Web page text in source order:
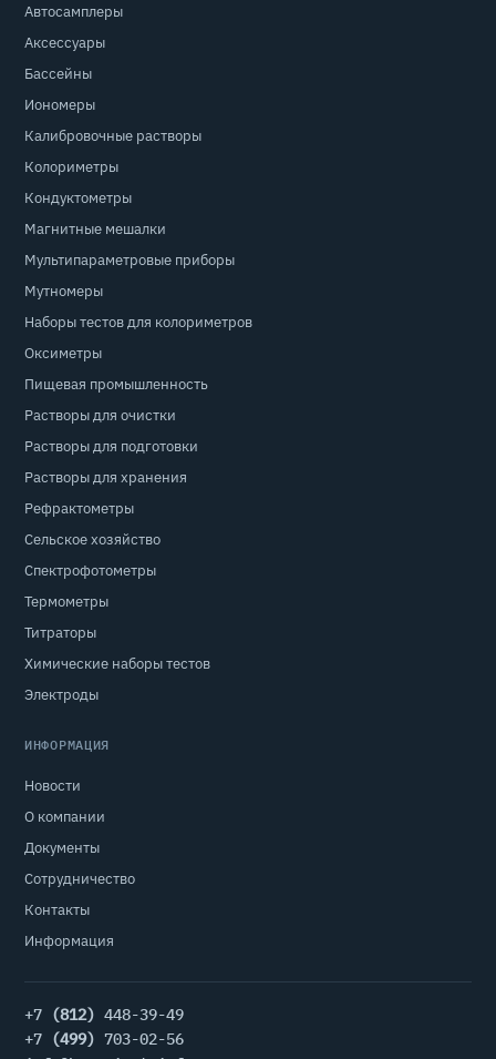
Автосамплеры
Аксессуары
Бассейны
Иономеры
Калибровочные растворы
Колориметры
Кондуктометры
Магнитные мешалки
Мультипараметровые приборы
Мутномеры
Наборы тестов для колориметров
Оксиметры
Пищевая промышленность
Растворы для очистки
Растворы для подготовки
Растворы для хранения
Рефрактометры
Сельское хозяйство
Спектрофотометры
Термометры
Титраторы
Химические наборы тестов
Электроды
ИНФОРМАЦИЯ
Новости
О компании
Документы
Сотрудничество
Контакты
Информация
+7 (812) 448-39-49
+7 (499) 703-02-56